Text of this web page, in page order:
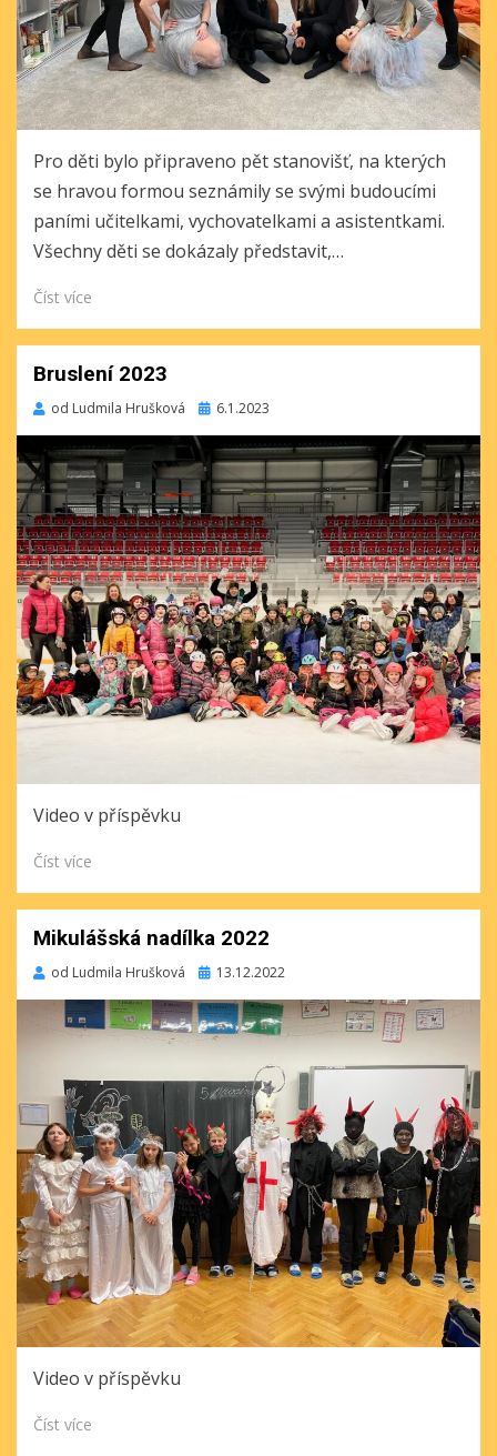
Pro děti bylo připraveno pět stanovišť, na kterých
se hravou formou seznámily se svými budoucími
paními učitelkami, vychovatelkami a asistentkami.
Všechny děti se dokázaly představit,…
Číst více
Bruslení 2023
od Ludmila Hrušková Publikováno
6.1.2023
Video v příspěvku
Číst více
Mikulášská nadílka 2022
od Ludmila Hrušková Publikováno
13.12.2022
Video v příspěvku
Číst více